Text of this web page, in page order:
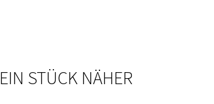
EIN STÜCK NÄHER